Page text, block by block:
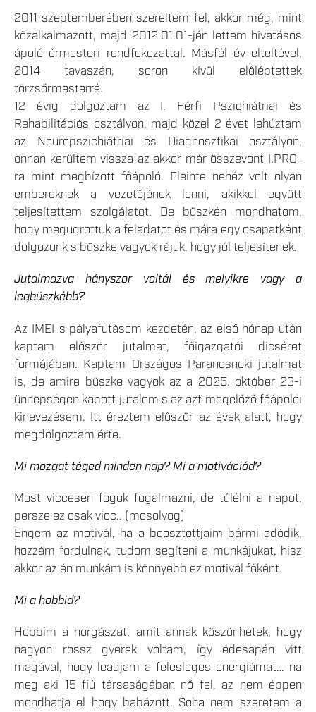
2011 szeptemberében szereltem fel, akkor még, mint
közalkalmazott, majd 2012.01.01-jén lettem hivatásos
ápoló őrmesteri rendfokozattal. Másfél év elteltével,
2014 tavaszán, soron kívül előléptettek
törzsőrmesterré.
12 évig dolgoztam az I. Férfi Pszichiátriai és
Rehabilitációs osztályon, majd közel 2 évet lehúztam
az Neuropszichiátriai és Diagnosztikai osztályon,
onnan kerültem vissza az akkor már összevont I.PRO-
ra mint megbízott főápoló. Eleinte nehéz volt olyan
embereknek a vezetőjének lenni, akikkel együtt
teljesítettem szolgálatot. De büszkén mondhatom,
hogy megugrottuk a feladatot és mára egy csapatként
dolgozunk s büszke vagyok rájuk, hogy jól teljesítenek.
Jutalmazva hányszor voltál és melyikre vagy a
legbüszkébb?
Az IMEI-s pályafutásom kezdetén, az első hónap után
kaptam először jutalmat, főigazgatói dicséret
formájában. Kaptam Országos Parancsnoki jutalmat
is, de amire büszke vagyok az a 2025. október 23-i
ünnepségen kapott jutalom s az azt megelőző főápolói
kinevezésem. Itt éreztem először az évek alatt, hogy
megdolgoztam érte.
Mi mozgat téged minden nap? Mi a motivációd?
Most viccesen fogok fogalmazni, de túlélni a napot,
persze ez csak vicc.. (mosolyog)
Engem az motivál, ha a beosztottjaim bármi adódik,
hozzám fordulnak, tudom segíteni a munkájukat, hisz
akkor az én munkám is könnyebb ez motivál főként.
Mi a hobbid?
Hobbim a horgászat, amit annak köszönhetek, hogy
nagyon rossz gyerek voltam, így édesapán vitt
magával, hogy leadjam a felesleges energiámat… na
meg aki 15 fiú társaságában nő fel, az nem éppen
mondhatja el hogy babázott. Soha nem szeretem a